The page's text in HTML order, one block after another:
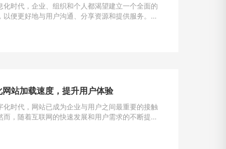
化时代，企业、组织和个人都渴望建立一个全面的
以便更好地与用户沟通、分享资源和提供服务。
网站加载速度，提升用户体验
化时代，网站已成为企业与用户之间最重要的接触
而，随着互联网的快速发展和用户需求的不断提
个网站的加载速度过慢，用户很可能会选择离开，